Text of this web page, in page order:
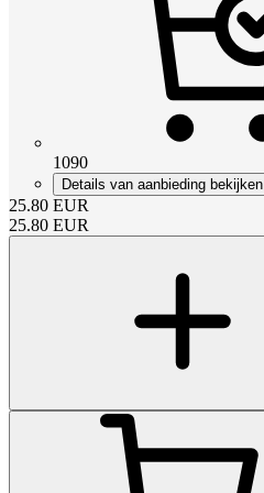
1090
Details van aanbieding bekijken
25.80 EUR
25.80 EUR